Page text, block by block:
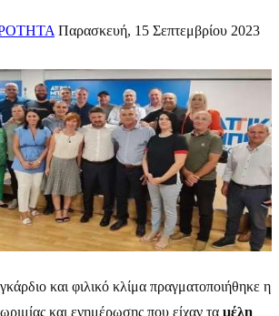
Παρασκευή, 15 Σεπτεμβρίου 2023
και φιλικό κλίμα πραγματοποιήθηκε η
και ενημέρωσης που είχαν τα μέλη